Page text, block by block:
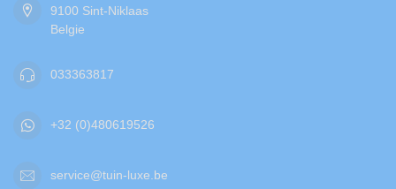
9100 Sint-Niklaas
Belgie
033363817
+32 (0)480619526
service@tuin-luxe.be